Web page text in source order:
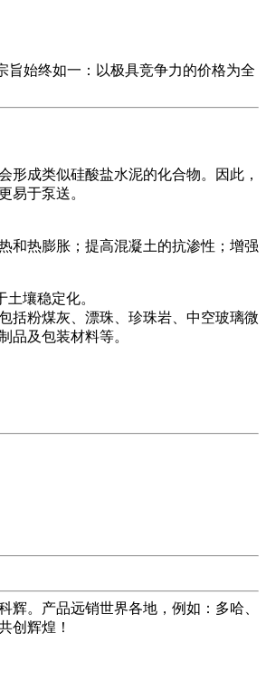
旨始终如一：以极具竞争力的价格为全
成类似硅酸盐水泥的化合物。因此，
易于泵送。
和热膨胀；提高混凝土的抗渗性；增强
壤稳定化。
括粉煤灰、漂珠、珍珠岩、中空玻璃微
品及包装材料等。
。产品远销世界各地，例如：多哈、
创辉煌！